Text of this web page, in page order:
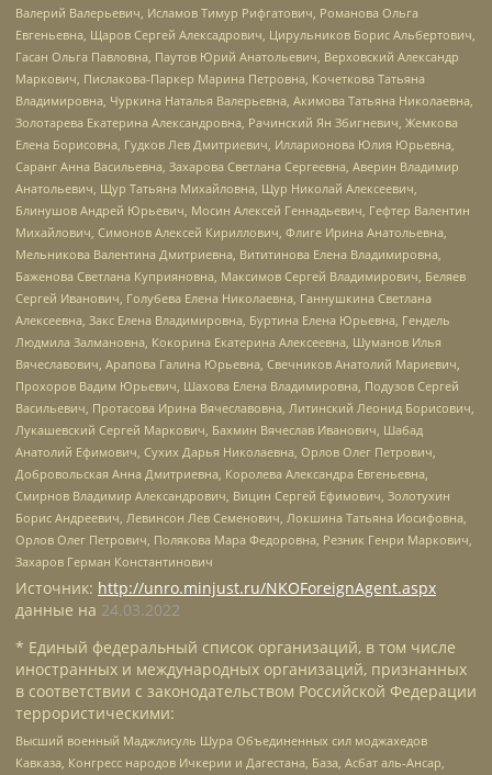
Валерий Валерьевич, Исламов Тимур Рифгатович, Романова Ольга
Евгеньевна, Щаров Сергей Алексадрович, Цирульников Борис Альбертович,
Гасан Ольга Павловна, Паутов Юрий Анатольевич, Верховский Александр
Маркович, Пислакова-Паркер Марина Петровна, Кочеткова Татьяна
Владимировна, Чуркина Наталья Валерьевна, Акимова Татьяна Николаевна,
Золотарева Екатерина Александровна, Рачинский Ян Збигневич, Жемкова
Елена Борисовна, Гудков Лев Дмитриевич, Илларионова Юлия Юрьевна,
Саранг Анна Васильевна, Захарова Светлана Сергеевна, Аверин Владимир
Анатольевич, Щур Татьяна Михайловна, Щур Николай Алексеевич,
Блинушов Андрей Юрьевич, Мосин Алексей Геннадьевич, Гефтер Валентин
Михайлович, Симонов Алексей Кириллович, Флиге Ирина Анатольевна,
Мельникова Валентина Дмитриевна, Вититинова Елена Владимировна,
Баженова Светлана Куприяновна, Максимов Сергей Владимирович, Беляев
Сергей Иванович, Голубева Елена Николаевна, Ганнушкина Светлана
Алексеевна, Закс Елена Владимировна, Буртина Елена Юрьевна, Гендель
Людмила Залмановна, Кокорина Екатерина Алексеевна, Шуманов Илья
Вячеславович, Арапова Галина Юрьевна, Свечников Анатолий Мариевич,
Прохоров Вадим Юрьевич, Шахова Елена Владимировна, Подузов Сергей
Васильевич, Протасова Ирина Вячеславовна, Литинский Леонид Борисович,
Лукашевский Сергей Маркович, Бахмин Вячеслав Иванович, Шабад
Анатолий Ефимович, Сухих Дарья Николаевна, Орлов Олег Петрович,
Добровольская Анна Дмитриевна, Королева Александра Евгеньевна,
Смирнов Владимир Александрович, Вицин Сергей Ефимович, Золотухин
Борис Андреевич, Левинсон Лев Семенович, Локшина Татьяна Иосифовна,
Орлов Олег Петрович, Полякова Мара Федоровна, Резник Генри Маркович,
Захаров Герман Константинович
Источник: http://unro.minjust.ru/NKOForeignAgent.aspx
данные на 24.03.2022
* Единый федеральный список организаций, в том числе
иностранных и международных организаций, признанных
в соответствии с законодательством Российской Федерации
террористическими:
Высший военный Маджлисуль Шура Объединенных сил моджахедов
Кавказа, Конгресс народов Ичкерии и Дагестана, База, Асбат аль-Ансар,